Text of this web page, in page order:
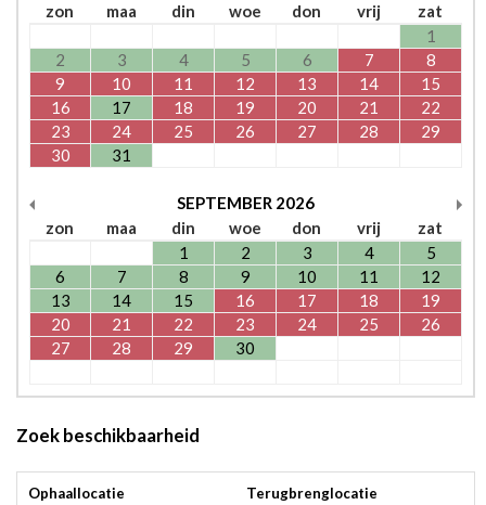
zon
maa din woe don vrij
zat
1
2
3 4 5 6 7
8
9
10 11 12 13 14
15
16
17 18 19 20 21
22
23
24 25 26 27 28
29
30
31
SEPTEMBER 2026
zon
maa din woe don vrij
zat
1
2 3 4
5
6
7 8 9 10 11
12
13
14 15 16 17 18
19
20
21 22 23 24 25
26
27
28 29 30
Zoek beschikbaarheid
Ophaallocatie Terugbrenglocatie